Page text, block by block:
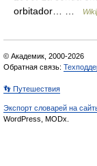
orbitador… …
© Академик, 2000-2026
Обратная связь:
👣 Путешествия
Экспорт словарей на
WordPress, MODx.